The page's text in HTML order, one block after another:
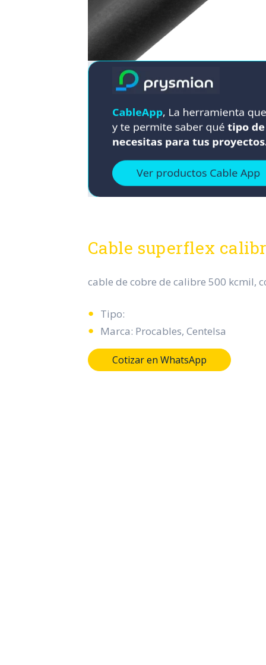
Cable superflex
cable de cobre de calibre 500 kcmil,
Tipo:
Marca: Procables, Centelsa
Cotizar en WhatsApp